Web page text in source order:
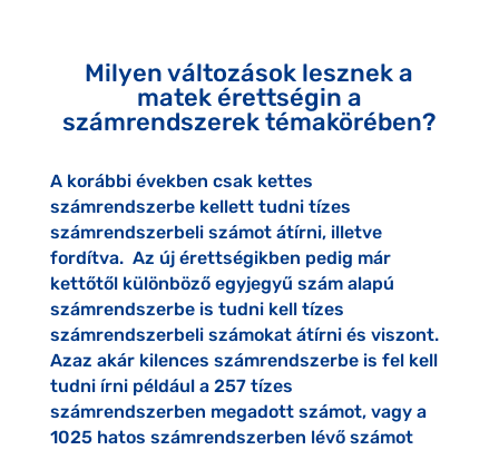
Milyen változások lesznek a
matek érettségin a
számrendszerek témakörében?
A korábbi években csak kettes
számrendszerbe kellett tudni tízes
számrendszerbeli számot átírni, illetve
fordítva. Az új érettségikben pedig már
kettőtől különböző egyjegyű szám alapú
számrendszerbe is tudni kell tízes
számrendszerbeli számokat átírni és viszont.
Azaz akár kilences számrendszerbe is fel kell
tudni írni például a 257 tízes
számrendszerben megadott számot, vagy a
1025 hatos számrendszerben lévő számot